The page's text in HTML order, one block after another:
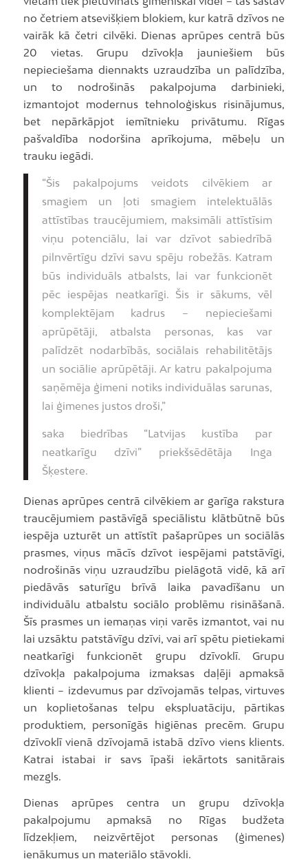
no četriem atsevišķiem blokiem, kur katrā dzīvos ne
vairāk kā četri cilvēki. Dienas aprūpes centrā būs
20 vietas. Grupu dzīvokļa jauniešiem būs
nepieciešama diennakts uzraudzība un palīdzība,
un to nodrošinās pakalpojuma darbinieki,
izmantojot modernus tehnoloģiskus risinājumus,
bet nepārkāpjot iemītnieku privātumu. Rīgas
pašvaldība nodoršina aprīkojuma, mēbeļu un
trauku iegādi.
“Šis pakalpojums veidots cilvēkiem ar
smagiem un ļoti smagiem intelektuālās
attīstības traucējumiem, maksimāli attīstīsim
viņu potenciālu, lai var dzīvot sabiedrībā
pilnvērtīgu dzīvi savu spēju robežās. Katram
būs individuāls atbalsts, lai var funkcionēt
pēc iespējas neatkarīgi. Šis ir sākums, vēl
komplektējam kadrus – nepieciešami
aprūpētāji, atbalsta personas, kas var
palīdzēt nodarbībās, sociālais rehabilitētājs
un sociālie aprūpētāji. Ar katru pakalpojuma
saņēmēja ģimeni notiks individuālas sarunas,
lai ģimenes justos droši,”
saka biedrības “Latvijas kustība par
neatkarīgu dzīvi” priekšsēdētāja Inga
Šķestere.
Dienas aprūpes centrā cilvēkiem ar garīga rakstura
traucējumiem pastāvīgā speciālistu klātbūtnē būs
iespēja uzturēt un attīstīt pašaprūpes un sociālās
prasmes, viņus mācīs dzīvot iespējami patstāvīgi,
nodrošinās viņu uzraudzību pielāgotā vidē, kā arī
piedāvās saturīgu brīvā laika pavadīšanu un
individuālu atbalstu sociālo problēmu risināšanā.
Šīs prasmes un iemaņas viņi varēs izmantot, vai nu
lai uzsāktu patstāvīgu dzīvi, vai arī spētu pietiekami
neatkarīgi funkcionēt grupu dzīvoklī. Grupu
dzīvokļa pakalpojuma izmaksas daļēji apmaksā
klienti – izdevumus par dzīvojamās telpas, virtuves
un koplietošanas telpu ekspluatāciju, pārtikas
produktiem, personīgās higiēnas precēm. Grupu
dzīvoklī vienā dzīvojamā istabā dzīvo viens klients.
Katrai istabai ir savs īpaši iekārtots sanitārais
mezgls.
Dienas aprūpes centra un grupu dzīvokļa
pakalpojumu apmaksā no Rīgas budžeta
līdzekļiem, neizvērtējot personas (ģimenes)
ienākumus un materiālo stāvokli.